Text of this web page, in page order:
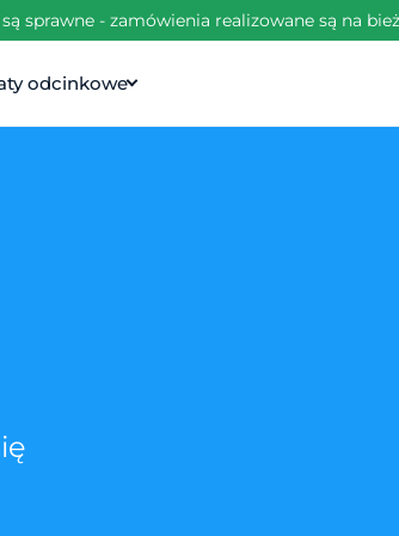
sprawne - zamówienia realizowane są na
odcinkowe